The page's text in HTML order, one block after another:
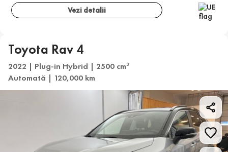
Vezi detalii
Toyota Rav 4
2022 | Plug-in Hybrid | 2500 cm3
Automată | 120,000 km